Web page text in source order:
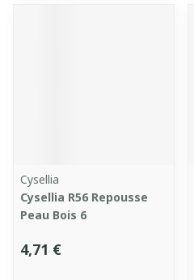
Cysellia
Cysellia R56 Repousse
Peau Bois 6
4,71 €